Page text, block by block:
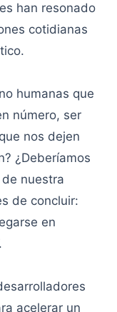
han resonado
cotidianas
humanas que
número, ser
nos dejen
¿Deberíamos
nuestra
de concluir:
en
acelerar un